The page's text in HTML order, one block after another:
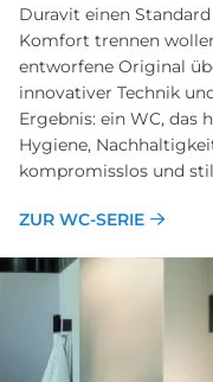
Duravit einen
Komfort trennen
entworfene Original
innovativer Technik
Ergebnis: ein WC, das
Hygiene,
kompromisslos und
ZUR WC-SERIE